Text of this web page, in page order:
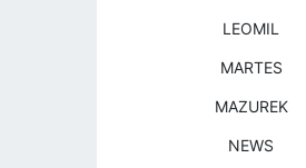
LEOMIL
MARTES
MAZUREK
NEWS